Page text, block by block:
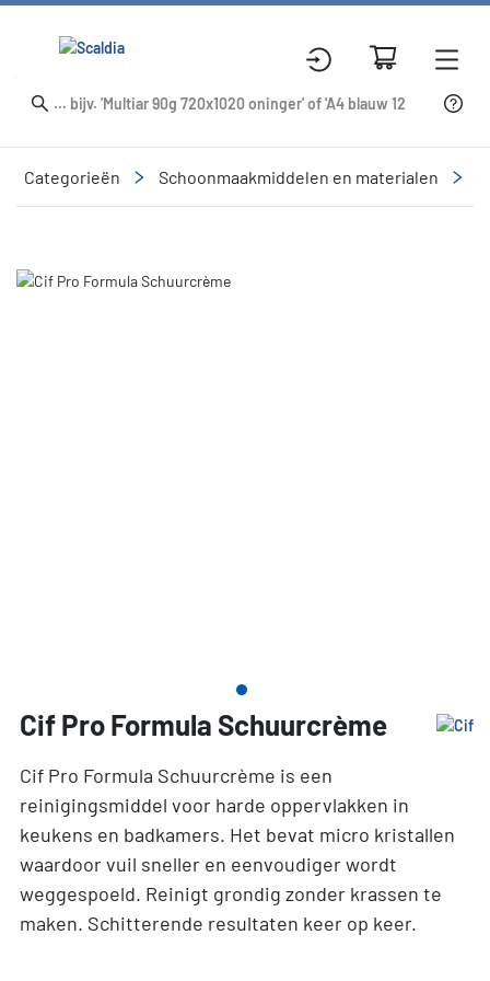
Categorieën Schoonmaakmiddelen en materialen
Slide 1 of 1
Cif Pro Formula Schuurcrème
Cif Pro Formula Schuurcrème is een
reinigingsmiddel voor harde oppervlakken in
keukens en badkamers. Het bevat micro kristallen
waardoor vuil sneller en eenvoudiger wordt
weggespoeld. Reinigt grondig zonder krassen te
maken. Schitterende resultaten keer op keer.